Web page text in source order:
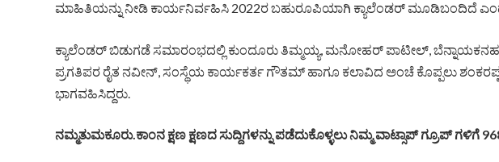
ಮಾಹಿತಿಯನ್ನು ನೀಡಿ ಕಾರ್ಯನಿರ್ವಹಿಸಿ 2022ರ ಬಹುರೂಪಿಯಾಗಿ ಕ್ಯಾಲೆಂಡರ್ ಮೂಡಿಬಂದಿದೆ ಎಂದು
ಕ್ಯಾಲೆಂಡರ್ ಬಿಡುಗಡೆ ಸಮಾರಂಭದಲ್ಲಿ ಕುಂದೂರು ತಿಮ್ಮಯ್ಯ, ಮನೋಹರ್ ಪಾಟೀಲ್, ಬೆನ್ನಾಯಕನಹಳ್ಳಿ
ಪ್ರಗತಿಪರ ರೈತ ನವೀನ್, ಸಂಸ್ಥೆಯ ಕಾರ್ಯಕರ್ತ ಗೌತಮ್ ಹಾಗೂ ಕಲಾವಿದ ಅಂಚೆ ಕೊಪ್ಪಲು ಶಂಕರಪ್ಪ
ಭಾಗವಹಿಸಿದ್ದರು.
ನಮ್ಮತುಮಕೂರು.ಕಾಂನ ಕ್ಷಣ ಕ್ಷಣದ ಸುದ್ದಿಗಳನ್ನು ಪಡೆದುಕೊಳ್ಳಲು ನಿಮ್ಮ ವಾಟ್ಸಾಪ್ ಗ್ರೂಪ್ ಗಳಿಗೆ